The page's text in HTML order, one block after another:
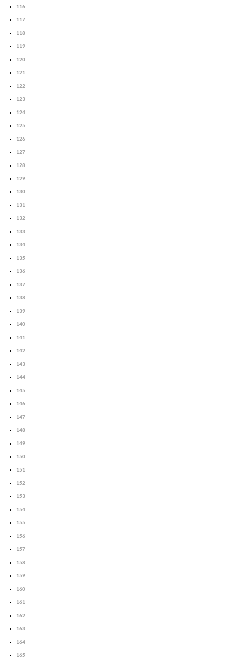
116
117
118
119
120
121
122
123
124
125
126
127
128
129
130
131
132
133
134
135
136
137
138
139
140
141
142
143
144
145
146
147
148
149
150
151
152
153
154
155
156
157
158
159
160
161
162
163
164
165